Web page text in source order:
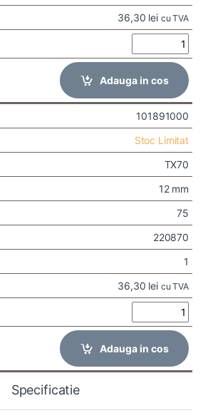
36,30 lei cu TVA
Adauga in cos
101891000
Stoc Limitat
TX70
12 mm
75
220870
1
36,30 lei cu TVA
Adauga in cos
Specificatie